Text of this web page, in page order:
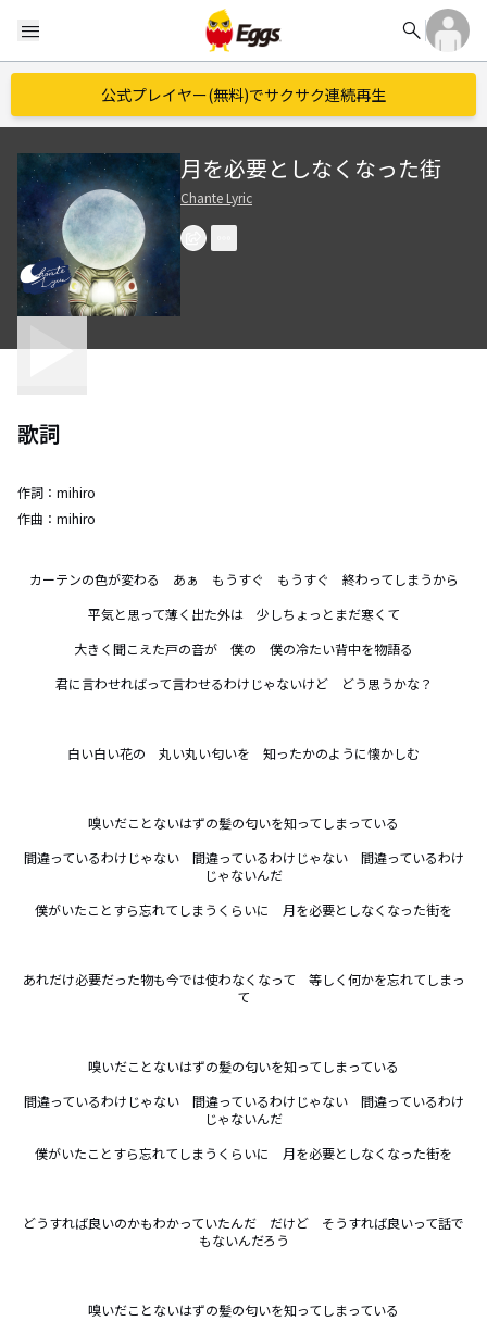
menu search
公式プレイヤー(無料)でサクサク連続再生
月を必要としなくなった街
Chante Lyric
歌詞
作詞： mihiro
作曲： mihiro
カーテンの色が変わる　あぁ　もうすぐ　もうすぐ　終わってしまうから
平気と思って薄く出た外は　少しちょっとまだ寒くて
大きく聞こえた戸の音が　僕の　僕の冷たい背中を物語る
君に言わせればって言わせるわけじゃないけど　どう思うかな？
白い白い花の　丸い丸い匂いを　知ったかのように懐かしむ
嗅いだことないはずの髪の匂いを知ってしまっている
間違っているわけじゃない　間違っているわけじゃない　間違っているわけ
じゃないんだ
僕がいたことすら忘れてしまうくらいに　月を必要としなくなった街を
あれだけ必要だった物も今では使わなくなって　等しく何かを忘れてしまっ
て
嗅いだことないはずの髪の匂いを知ってしまっている
間違っているわけじゃない　間違っているわけじゃない　間違っているわけ
じゃないんだ
僕がいたことすら忘れてしまうくらいに　月を必要としなくなった街を
どうすれば良いのかもわかっていたんだ　だけど　そうすれば良いって話で
もないんだろう
嗅いだことないはずの髪の匂いを知ってしまっている